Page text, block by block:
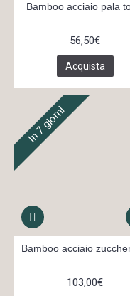
Bamboo acciaio pala
56,50€
Acquista
In 7 giorni
Bamboo acciaio
103,00€